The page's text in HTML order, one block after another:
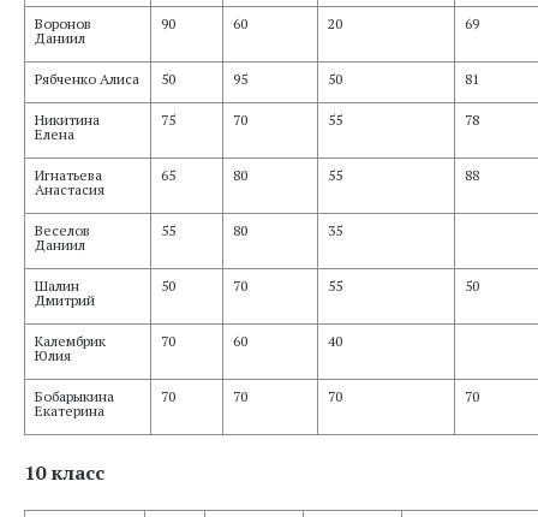
Воронов
Даниил
90 60 20 69
Рябченко Алиса 50 95 50 81
Никитина
Елена
75 70 55 78
Игнатьева
Анастасия
65 80 55 88
Веселов
Даниил
55 80 35
Шалин
Дмитрий
50 70 55 50
Калембрик
Юлия
70 60 40
Бобарыкина
Екатерина
70 70 70 70
10 класс